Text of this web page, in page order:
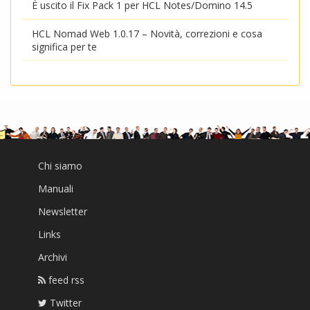
È uscito il Fix Pack 1 per HCL Notes/Domino 14.5
HCL Nomad Web 1.0.17 – Novità, correzioni e cosa
significa per te
Chi siamo
Manuali
Newsletter
Links
Archivi
feed rss
Twitter